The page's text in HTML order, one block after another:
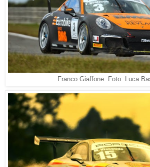
Franco Giaffone. Foto: Luca